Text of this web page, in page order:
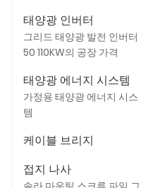
태양광 인버터
그리드 태양광 발전 인버터
50 110KW의 공장 가격
태양광 에너지 시스템
가정용 태양광 에너지 시스
템
케이블 브리지
접지 나사